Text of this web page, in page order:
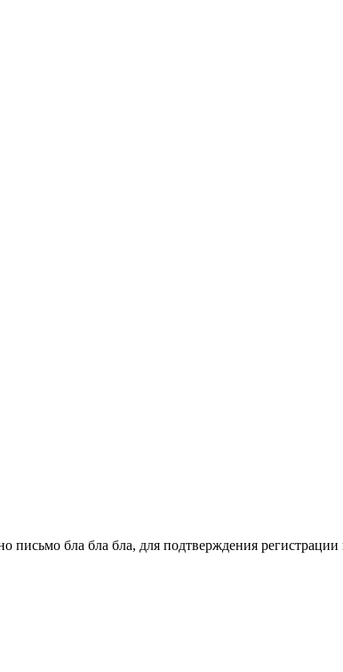
письмо бла бла бла, для подтверждения